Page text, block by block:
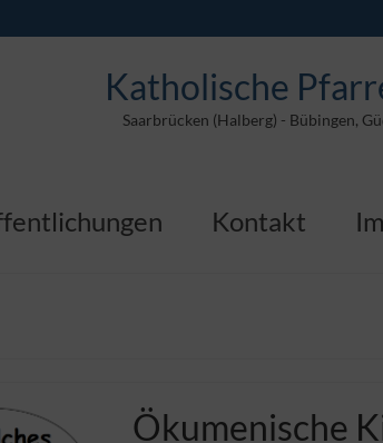
Katholische
Saarbrücken (Halberg) - Bübingen,
Kontakt
Ökumenische